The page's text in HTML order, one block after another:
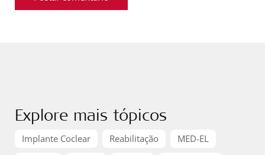
Explore mais tópicos
Implante Coclear Reabilitação
MED-EL